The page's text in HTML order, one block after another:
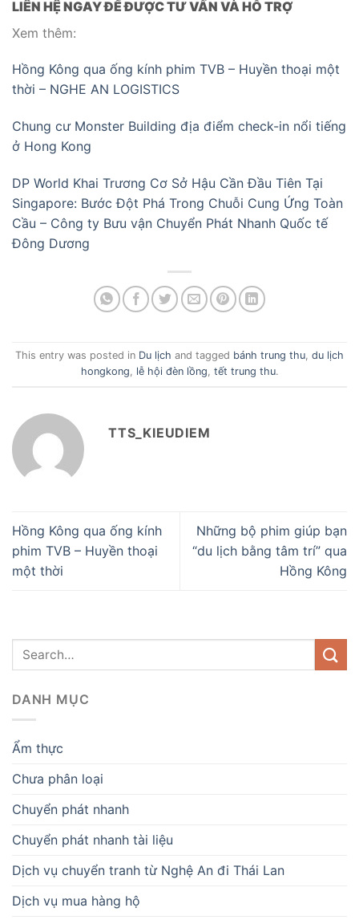
LIÊN HỆ NGAY ĐỂ ĐƯỢC TƯ VẤN VÀ HỖ TRỢ
Xem thêm:
Hồng Kông qua ống kính phim TVB – Huyền thoại một
thời – NGHE AN LOGISTICS
Chung cư Monster Building địa điểm check-in nổi tiếng
ở Hong Kong
DP World Khai Trương Cơ Sở Hậu Cần Đầu Tiên Tại
Singapore: Bước Đột Phá Trong Chuỗi Cung Ứng Toàn
Cầu – Công ty Bưu vận Chuyển Phát Nhanh Quốc tế
Đông Dương
This entry was posted in Du lịch and tagged bánh trung thu, du lịch
hongkong, lễ hội đèn lồng, tết trung thu.
TTS_KIEUDIEM
Hồng Kông qua ống kính
phim TVB – Huyền thoại
một thời
Những bộ phim giúp bạn
“du lịch bằng tâm trí” qua
Hồng Kông
DANH MỤC
Ẩm thực
Chưa phân loại
Chuyển phát nhanh
Chuyển phát nhanh tài liệu
Dịch vụ chuyển tranh từ Nghệ An đi Thái Lan
Dịch vụ mua hàng hộ